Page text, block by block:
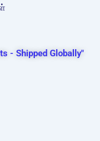
- Shipped Globally"